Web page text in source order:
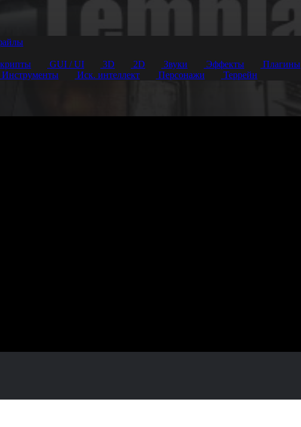
GUI / UI 3D 2D Звуки Эффекты Плагины
Инструменты Иск. интеллект Персонажи Террейн